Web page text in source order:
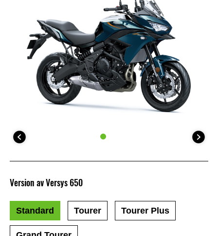
Version av Versys 650
Standard Tourer Tourer Plus